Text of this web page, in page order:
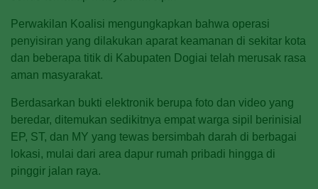
Perwakilan Koalisi mengungkapkan bahwa operasi
penyisiran yang dilakukan aparat keamanan di sekitar kota
dan beberapa titik di Kabupaten Dogiai telah merusak rasa
aman masyarakat.
Berdasarkan bukti elektronik berupa foto dan video yang
beredar, ditemukan sedikitnya empat warga sipil berinisial
EP, ST, dan MY yang tewas bersimbah darah di berbagai
lokasi, mulai dari area dapur rumah pribadi hingga di
pinggir jalan raya.